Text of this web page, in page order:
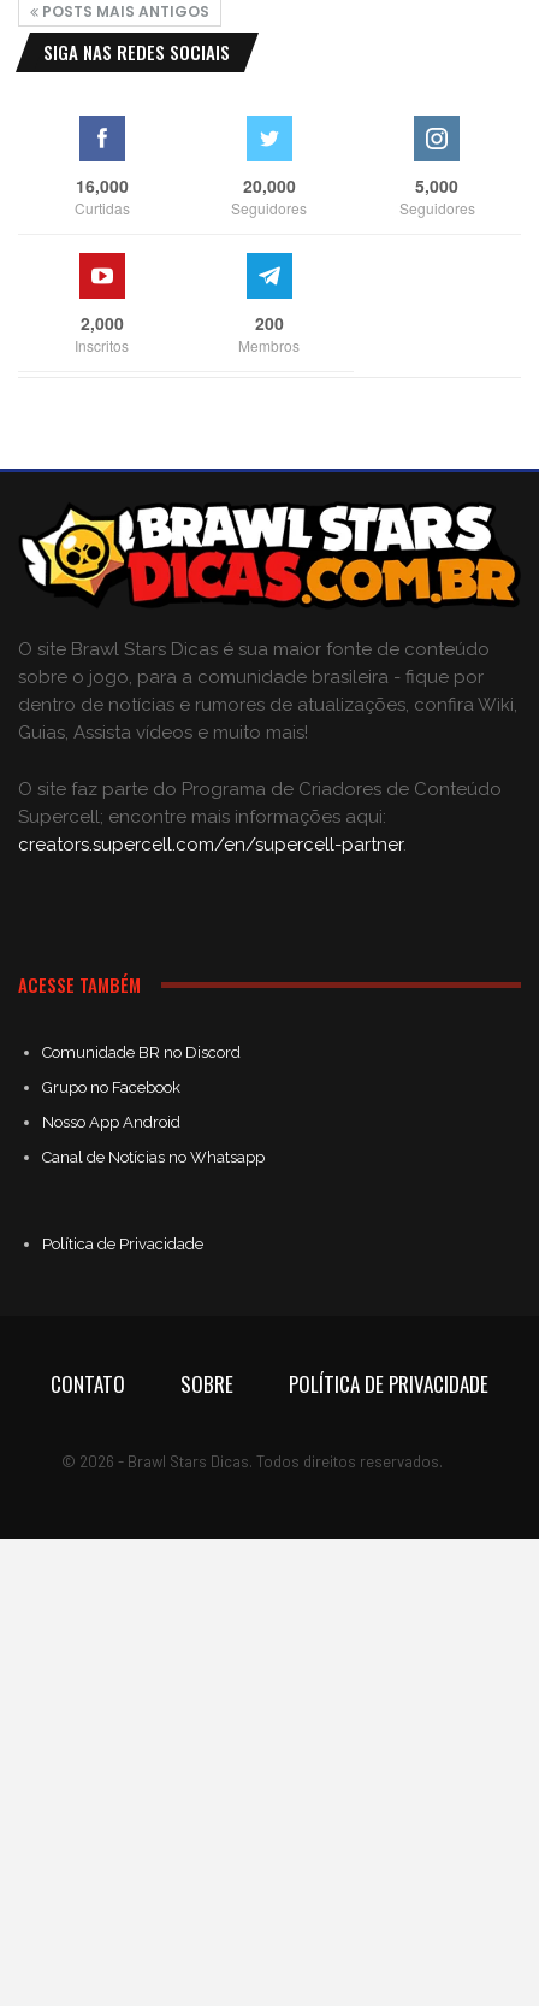
POSTS MAIS ANTIGOS
SIGA NAS REDES SOCIAIS
16,000
Curtidas
20,000
Seguidores
5,000
Seguidores
2,000
Inscritos
200
Membros
O site Brawl Stars Dicas é sua maior fonte de conteúdo
sobre o jogo, para a comunidade brasileira - fique por
dentro de notícias e rumores de atualizações, confira Wiki,
Guias, Assista vídeos e muito mais!
O site faz parte do Programa de Criadores de Conteúdo
Supercell; encontre mais informações aqui:
creators.supercell.com/en/supercell-partner.
ACESSE TAMBÉM
Comunidade BR no Discord
Grupo no Facebook
Nosso App Android
Canal de Notícias no Whatsapp
Política de Privacidade
CONTATO SOBRE POLÍTICA DE PRIVACIDADE
© 2026 - Brawl Stars Dicas. Todos direitos reservados.